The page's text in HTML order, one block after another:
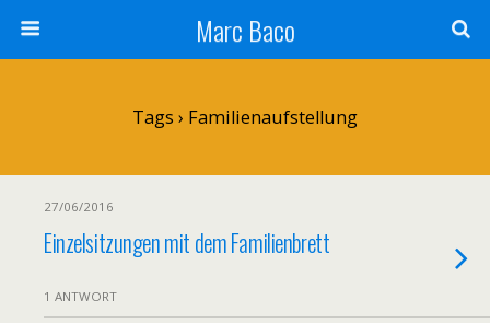
Marc Baco
Tags › Familienaufstellung
27/06/2016
Einzelsitzungen mit dem Familienbrett
1 ANTWORT